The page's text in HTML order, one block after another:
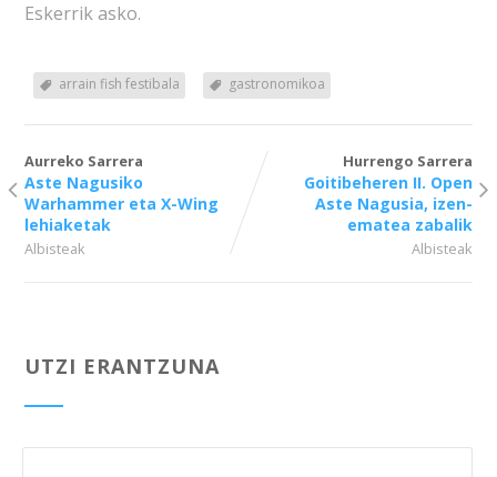
Eskerrik asko.
arrain fish festibala gastronomikoa
Aurreko Sarrera
Aste Nagusiko
Warhammer eta X-Wing
lehiaketak
Albisteak
Hurrengo Sarrera
Goitibeheren II. Open
Aste Nagusia, izen-
ematea zabalik
Albisteak
UTZI ERANTZUNA